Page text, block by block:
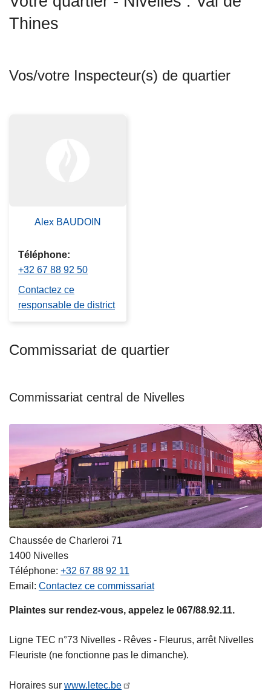
Thines
Vos/votre Inspecteur(s) de quartier
Alex BAUDOIN
Téléphone
+32 67 88 92 50
Contactez ce
responsable de district
Commissariat de quartier
Commissariat central de Nivelles
Chaussée de Charleroi 71
1400 Nivelles
Téléphone +32 67 88 92 11
Email
Contactez ce commissariat
Plaintes sur rendez-vous, appelez le 067/88.92.11.
Ligne TEC n°73 Nivelles - Rêves - Fleurus, arrêt Nivelles
Fleuriste (ne fonctionne pas le dimanche).
Horaires sur www.letec.be